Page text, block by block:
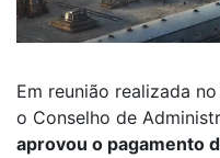
Em reunião realizada
o Conselho de
aprovou o pagamento